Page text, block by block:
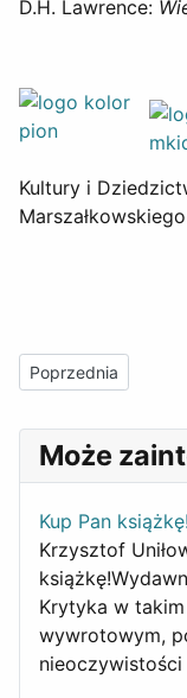
D.H. Lawrence:
Kultury i
Poprzednia strona:
Poprzednia
Może
Kup Pan książkę!
Krzysztof
Krytyka w takim
wywrotowym,